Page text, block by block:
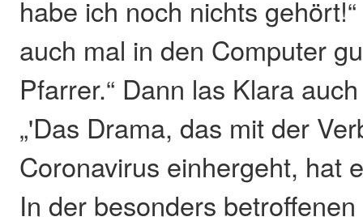
habe ich noch nichts
auch mal in den Computer
Pfarrer.“ Dann las Klara
„'Das Drama, das mit der
Coronavirus einhergeht, hat
In der besonders